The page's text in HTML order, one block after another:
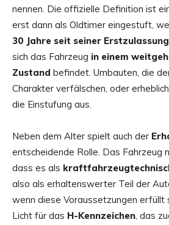
nennen. Die offizielle Definition ist
erst dann als Oldtimer eingestuft,
30 Jahre seit seiner Erstzulassung
sich das Fahrzeug in einem
Zustand befindet. Umbauten, die
Charakter verfälschen, oder
die Einstufung aus.
Neben dem Alter spielt auch der
entscheidende Rolle. Das Fahrzeug
dass es als
also als erhaltenswerter Teil der
wenn diese Voraussetzungen erfüllt
Licht für das H-Kennzeichen, das